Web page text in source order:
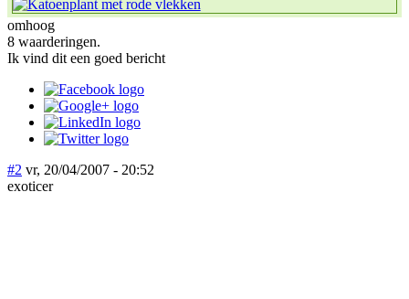
omhoog
8 waarderingen.
Ik vind dit een goed bericht
#2 vr, 20/04/2007 - 20:52
exoticer